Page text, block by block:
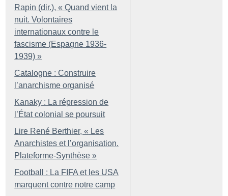
Rapin (dir.), « Quand vient la
nuit. Volontaires
internationaux contre le
fascisme (Espagne 1936-
1939) »
Catalogne : Construire
l’anarchisme organisé
Kanaky : La répression de
l’État colonial se poursuit
Lire René Berthier, « Les
Anarchistes et l’organisation.
Plateforme-Synthèse »
Football : La FIFA et les USA
marquent contre notre camp